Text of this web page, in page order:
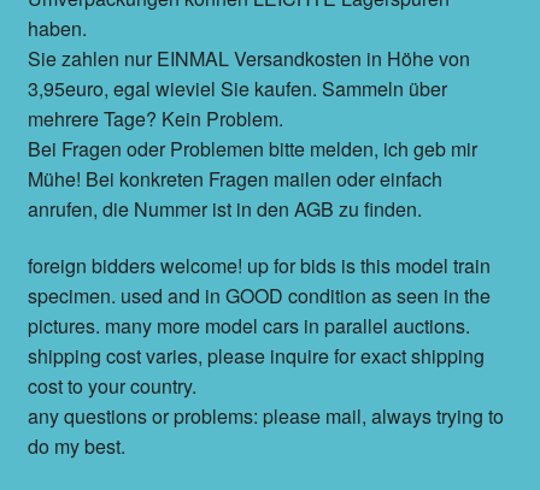
haben.
Sie zahlen nur EINMAL Versandkosten in Höhe von
3,95euro, egal wieviel Sie kaufen. Sammeln über
mehrere Tage? Kein Problem.
Bei Fragen oder Problemen bitte melden, ich geb mir
Mühe! Bei konkreten Fragen mailen oder einfach
anrufen, die Nummer ist in den AGB zu finden.
foreign bidders welcome! up for bids is this model train
specimen. used and in GOOD condition as seen in the
pictures. many more model cars in parallel auctions.
shipping cost varies, please inquire for exact shipping
cost to your country.
any questions or problems: please mail, always trying to
do my best.